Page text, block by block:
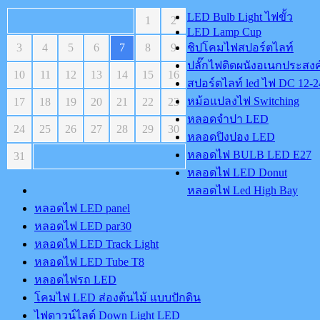
1 2
3 4 5 6 7 8 9
10 11 12 13 14 15 16
17 18 19 20 21 22 23
24 25 26 27 28 29 30
31
LED Bulb Light ไฟขั้ว
LED Lamp Cup
ชิปโคมไฟสปอร์ตไลท์
ปลั๊กไฟติดผนังอเนกประสง
สปอร์ตไลท์ led ไฟ DC 12-
หม้อแปลงไฟ Switching
หลอดจำปา LED
หลอดปิงปอง LED
หลอดไฟ BULB LED E27
หลอดไฟ LED Donut
หลอดไฟ Led High Bay
หลอดไฟ LED panel
หลอดไฟ LED par30
หลอดไฟ LED Track Light
หลอดไฟ LED Tube T8
หลอดไฟรถ LED
โคมไฟ LED ส่องต้นไม้ แบบปักดิน
ไฟดาวน์ไลต์ Down Light LED